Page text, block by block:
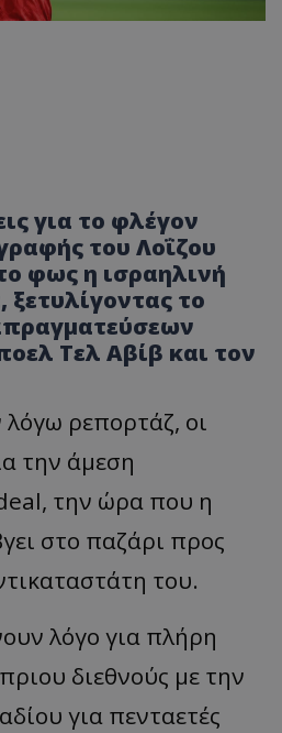
για το φλέγον
του Λοΐζου
φως η ισραηλινή
ξετυλίγοντας το
Τελ Αβίβ και τον
ρεπορτάζ, οι
την άμεση
την ώρα που η
στο παζάρι προς
του.
λόγο για πλήρη
διεθνούς με την
για πενταετές